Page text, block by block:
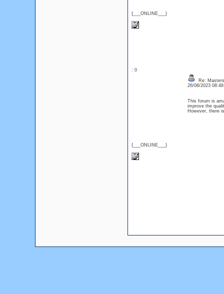
{___ONLINE___}
: 0
{___ONLINE___}
Re:
26/08/2023
This forum is
improve the
However, there